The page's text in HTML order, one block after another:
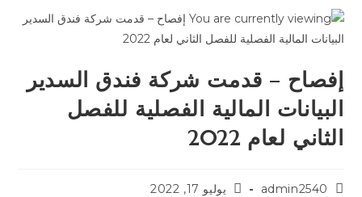
إفصاح – قدمت شركة فندق السدير
البيانات المالية الفصلية للفصل
الثاني لعام 2022
admin2540 يوليو 17, 2022